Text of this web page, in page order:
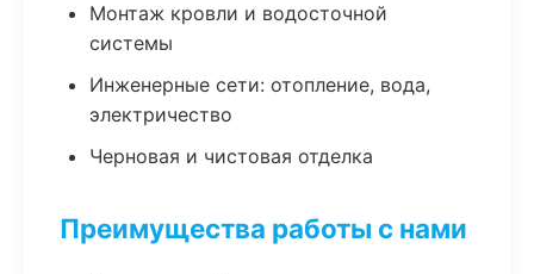
Монтаж кровли и водосточной
системы
Инженерные сети: отопление, вода,
электричество
Черновая и чистовая отделка
Преимущества работы с нами